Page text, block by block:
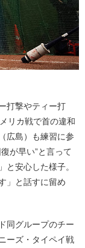
打撃やティー打
リカ戦で首の違和
広島）も練習に参
が早い”と言って
と安心した様子。
」と話すに留め
同グループのチー
ーズ・タイペイ戦